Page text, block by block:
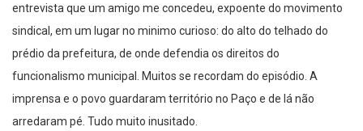
entrevista que um amigo me concedeu, expoente do movimento
sindical, em um lugar no minimo curioso: do alto do telhado do
prédio da prefeitura, de onde defendia os direitos do
funcionalismo municipal. Muitos se recordam do episódio. A
imprensa e o povo guardaram território no Paço e de lá não
arredaram pé. Tudo muito inusitado.